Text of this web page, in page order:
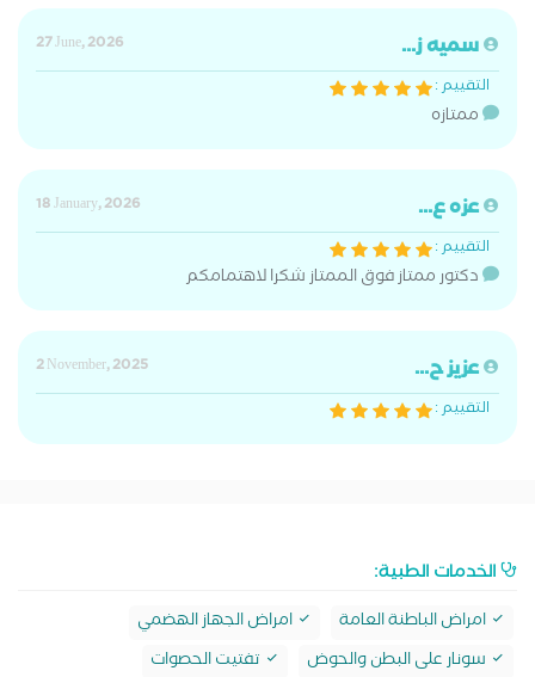
سميه ز...
27 June, 2026
التقييم :
ممتازه
عزه ع...
18 January, 2026
التقييم :
دكتور ممتاز فوق الممتاز شكرا لاهتمامكم
عزيز ح...
2 November, 2025
التقييم :
الخدمات الطبية:
امراض الباطنة العامة
امراض الجهاز الهضمي
سونار على البطن والحوض
تفتيت الحصوات